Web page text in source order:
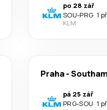
po 28 zář
SOU-PRG· 1
KLM
Praha-
pá 25 zář
PRG-SOU· 1